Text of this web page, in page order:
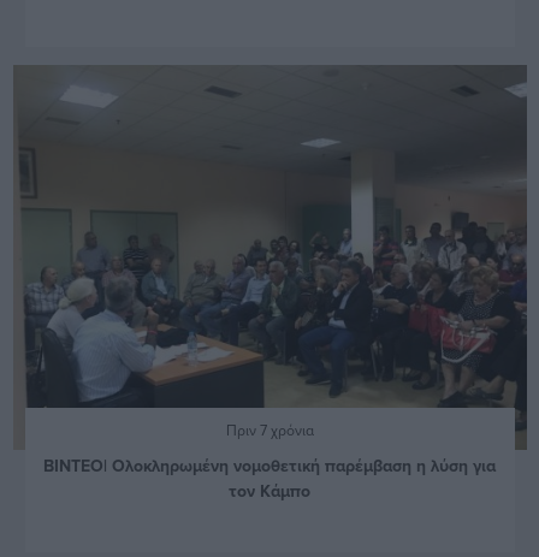
Πριν 7 χρόνια
ΒΙΝΤΕΟ| Ολοκληρωμένη νομοθετική παρέμβαση η λύση για
τον Κάμπο